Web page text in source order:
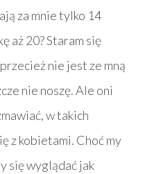
za mnie tylko 14
aż 20? Staram się
nie jest ze mną
nie noszę. Ale oni
w takich
z kobietami. Choć my
się wyglądać jak